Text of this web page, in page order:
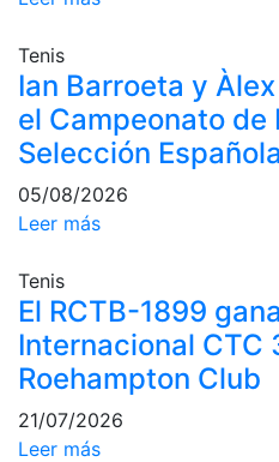
Juego
Cuadro de
Honor
Histórico del
Campeonato
Social
Normativa
Pádel
Escuela de
Pádel
Tenis
Ian Barroeta y
el Campeonato de
Selección
05/08/2026
Leer más
Tenis
El RCTB-1899
Internacional CTC
Roehampton Club
21/07/2026
Leer más